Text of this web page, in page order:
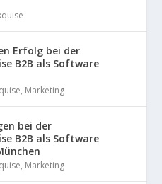
Erfolg bei der
B2B als Software
, Marketing
bei der
B2B als Software
, Marketing